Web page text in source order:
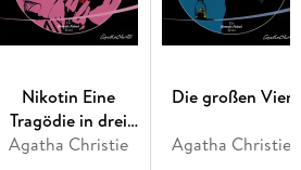
Nikotin Eine
Tragödie in drei
Akten
Agatha Christie
Die großen Vier
Agatha Christie